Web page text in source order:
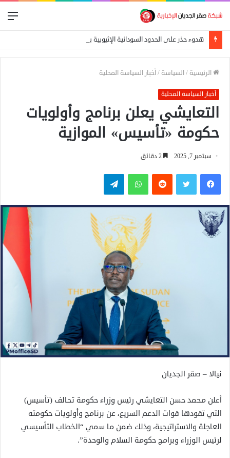
الرئيسية /السياسة /أخبار السياسة المحلية
أخبار السياسة المحلية
التعايشي يعلن برنامج وأولويات
حكومة «تأسيس» الموازية
سبتمبر 7, 2025
فيسبوكتويتر واتساب تيلقرام
نيالا – صقر الجديان
أعلن محمد حسن التعايشي رئيس وزراء حكومة تحالف (تأسيس)
التي تقودها قوات الدعم السريع، عن برنامج وأولويات حكومته
العاجلة والاستراتيجية، وذلك ضمن ما سمي “الخطاب التأسيسي
لرئيس الوزراء وبرامج حكومة السلام والوحدة”.